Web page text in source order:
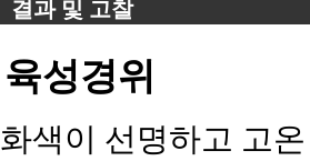
결과 및 고찰
육성경위
화색이 선명하고 고